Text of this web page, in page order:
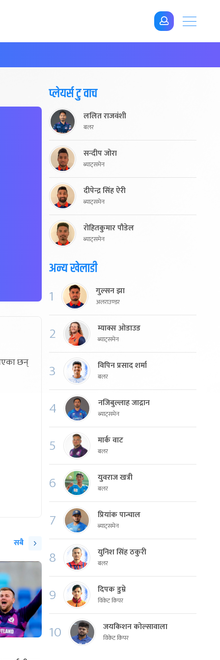
छन्
सबै
प्लेयर्स टु वाच
ललित राजवंशी
बलर
सन्दीप जोरा
ब्याट्समेन
दीपेन्द्र सिंह ऐरी
ब्याट्समेन
रोहितकुमार पौडेल
ब्याट्समेन
अन्य खेलाडी
1 गुल्सन झा
अलराउण्डर
2 म्याक्स ओडाउड
ब्याट्समेन
3 विपिन प्रसाद शर्मा
बलर
4 नजिबुल्लाह जाद्रान
ब्याट्समेन
5 मार्क वाट
बलर
6 युवराज खत्री
बलर
7 प्रियांक पान्चाल
ब्याट्समेन
8 युनिश सिंह ठकुरी
बलर
9 दिपक डुम्रे
विकेट किपर
10 जयकिशन कोल्सावाला
विकेट किपर